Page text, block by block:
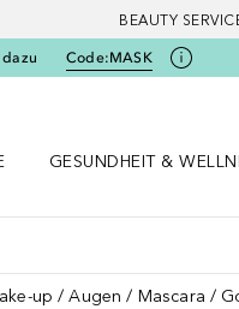
BEAUTY
Code:MASK
Startseite
GESUNDHEIT &
up Augen Mascara